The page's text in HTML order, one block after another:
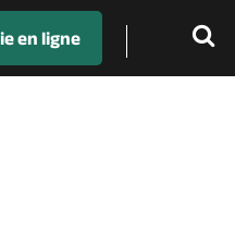
en ligne